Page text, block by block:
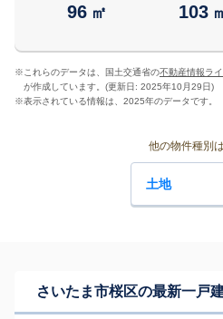
96 ㎡ 103
※ これらのデータは、国土交通省の不動産情報ラ
が作成しています。(更新日: 2025年10月29日)
※表示されている情報は、2025年のデータです。
他の物件種別
土地
さいたま市桜区の最新一戸